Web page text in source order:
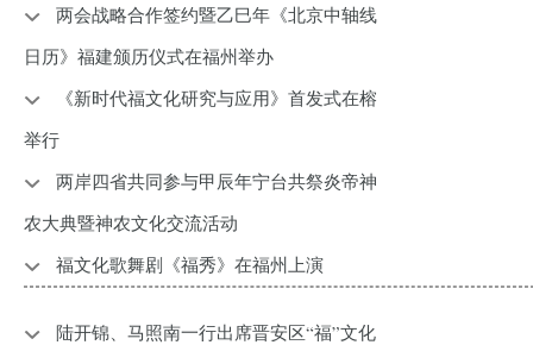
两会战略合作签约暨乙巳年《北京中轴线
日历》福建颁历仪式在福州举办
《新时代福文化研究与应用》首发式在榕
举行
两岸四省共同参与甲辰年宁台共祭炎帝神
农大典暨神农文化交流活动
福文化歌舞剧《福秀》在福州上演
陆开锦、马照南一行出席晋安区“福”文化